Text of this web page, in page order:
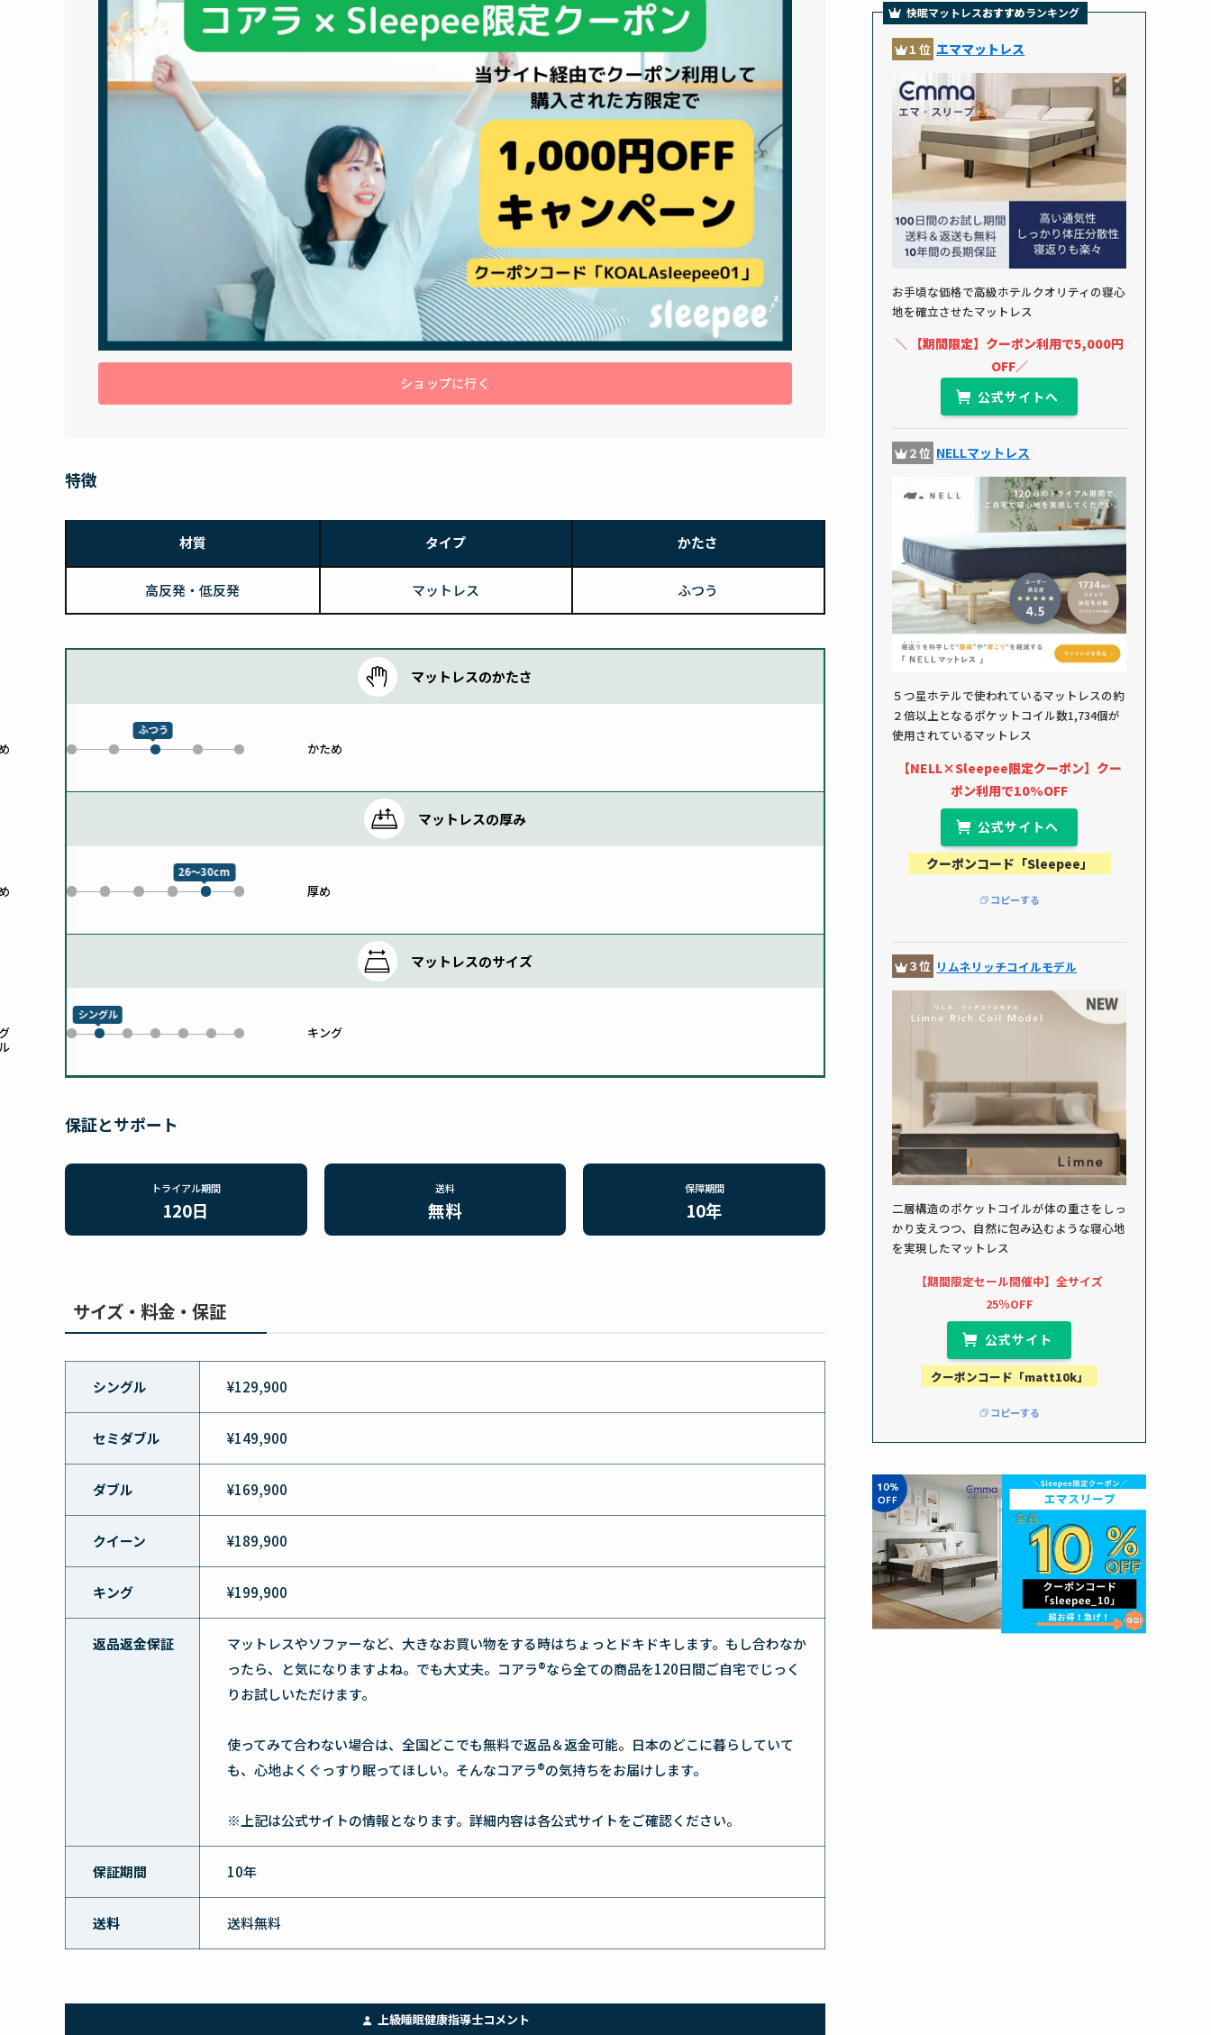
ショップに行く
特徴
材質 タイプ かたさ
高反発・低反発 マットレス ふつう
マットレスのかたさ
0 1
2
ふつう
3 かため
4
マットレスの厚み
0 1 2 3
4
26～30cm
厚め
5
マットレスのサイズ
0
1
シングル
2 3 4 5 キング
6
保証とサポート
トライアル期間
120日
送料
無料
保障期間
10年
サイズ・料金・保証
シングル ¥129,900
セミダブル ¥149,900
ダブル ¥169,900
クイーン ¥189,900
キング ¥199,900
返品返金保証
マットレスやソファーなど、大きなお買い物をする時はちょっとドキドキします。もし合わなか
ったら、と気になりますよね。でも大丈夫。コアラ®なら全ての商品を120日間ご自宅でじっく
りお試しいただけます。
使ってみて合わない場合は、全国どこでも無料で返品＆返金可能。日本のどこに暮らしていて
も、心地よくぐっすり眠ってほしい。そんなコアラ®の気持ちをお届けします。
※上記は公式サイトの情報となります。詳細内容は各公式サイトをご確認ください。
保証期間 10年
送料 送料無料
上級睡眠健康指導士コメント
快眠マットレスおすすめランキング
１位 エママットレス
お手頃な価格で高級ホテルクオリティの寝心
地を確立させたマットレス
＼ 【期間限定】クーポン利用で5,000円
OFF／
公式サイトへ
２位 NELLマットレス
５つ星ホテルで使われているマットレスの約
２倍以上となるポケットコイル数1,734個が
使用されているマットレス
【NELL×Sleepee限定クーポン】クー
ポン利用で10%OFF
公式サイトへ
クーポンコード「Sleepee」
コピーする
３位 リムネリッチコイルモデル
二層構造のポケットコイルが体の重さをしっ
かり支えつつ、自然に包み込むような寝心地
を実現したマットレス
【期間限定セール開催中】全サイズ
25％OFF
公式サイト
クーポンコード「matt10k」
コピーする